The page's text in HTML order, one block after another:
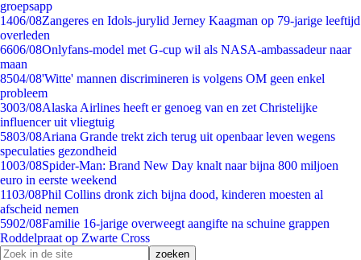
groepsapp
1406/08Zangeres en Idols-jurylid Jerney Kaagman op 79-jarige leeftijd
overleden
6606/08Onlyfans-model met G-cup wil als NASA-ambassadeur naar
maan
8504/08'Witte' mannen discrimineren is volgens OM geen enkel
probleem
3003/08Alaska Airlines heeft er genoeg van en zet Christelijke
influencer uit vliegtuig
5803/08Ariana Grande trekt zich terug uit openbaar leven wegens
speculaties gezondheid
1003/08Spider-Man: Brand New Day knalt naar bijna 800 miljoen
euro in eerste weekend
1103/08Phil Collins dronk zich bijna dood, kinderen moesten al
afscheid nemen
5902/08Familie 16-jarige overweegt aangifte na schuine grappen
Roddelpraat op Zwarte Cross